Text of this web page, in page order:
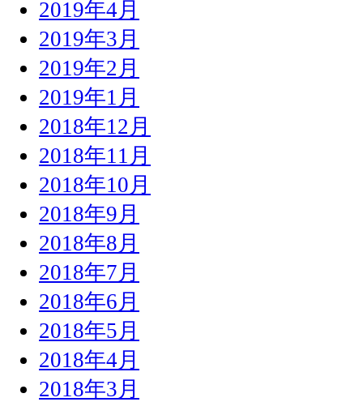
2019年4月
2019年3月
2019年2月
2019年1月
2018年12月
2018年11月
2018年10月
2018年9月
2018年8月
2018年7月
2018年6月
2018年5月
2018年4月
2018年3月